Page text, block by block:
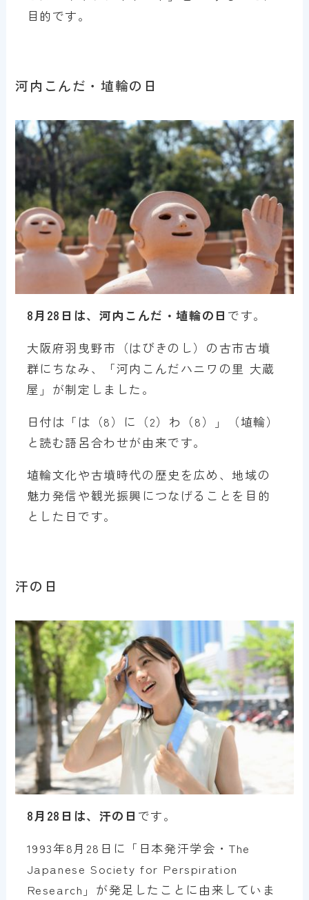
目的です。
河内こんだ・埴輪の日
8月28日は、河内こんだ・埴輪の日 です。
大阪府羽曳野市（はびきのし）の古市古墳
群にちなみ、「河内こんだハニワの里 大蔵
屋」が制定しました。
日付は「は（8）に（2）わ（8）」（埴輪）
と読む語呂合わせが由来です。
埴輪文化や古墳時代の歴史を広め、地域の
魅力発信や観光振興につなげることを目的
とした日です。
汗の日
8月28日は、汗の日 です。
1993年8月28日に「日本発汗学会・The
Japanese Society for Perspiration
Research」が発足したことに由来していま